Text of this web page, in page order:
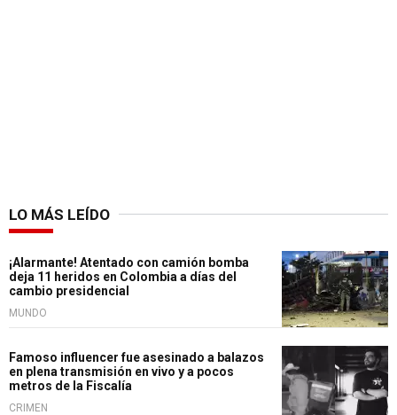
LO MÁS LEÍDO
¡Alarmante! Atentado con camión bomba
deja 11 heridos en Colombia a días del
cambio presidencial
MUNDO
Famoso influencer fue asesinado a balazos
en plena transmisión en vivo y a pocos
metros de la Fiscalía
CRIMEN